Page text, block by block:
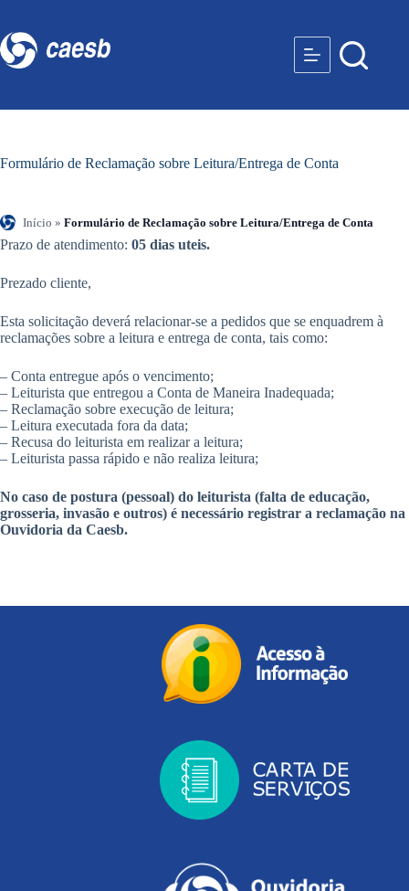
Formulário de Reclamação sobre Leitura/Entrega de Conta
Início » Formulário de Reclamação sobre Leitura/Entrega de Conta
Prazo de atendimento: 05 dias uteis.
Prezado cliente,
Esta solicitação deverá relacionar-se a pedidos que se enquadrem à
reclamações sobre a leitura e entrega de conta, tais como:
– Conta entregue após o vencimento;
– Leiturista que entregou a Conta de Maneira Inadequada;
– Reclamação sobre execução de leitura;
– Leitura executada fora da data;
– Recusa do leiturista em realizar a leitura;
– Leiturista passa rápido e não realiza leitura;
No caso de postura (pessoal) do leiturista (falta de educação,
grosseria, invasão e outros) é necessário registrar a reclamação na
Ouvidoria da Caesb.